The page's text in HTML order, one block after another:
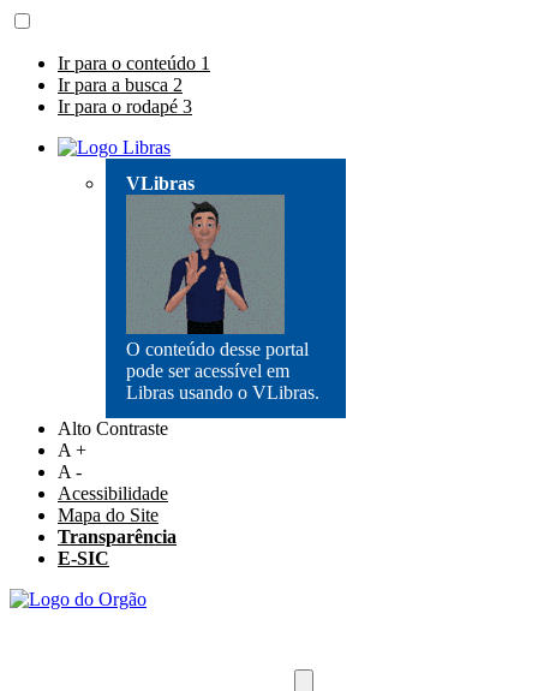
Ir para o conteúdo 1
Ir para a busca 2
Ir para o rodapé 3
VLibras
O conteúdo desse portal
pode ser acessível em
Libras usando o VLibras.
Alto Contraste
A +
A -
Acessibilidade
Mapa do Site
Transparência
E-SIC